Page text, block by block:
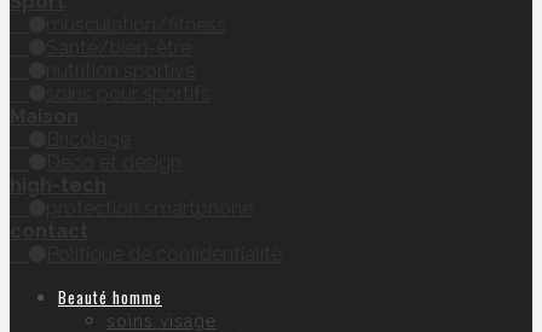
Beauté homme
soins visage